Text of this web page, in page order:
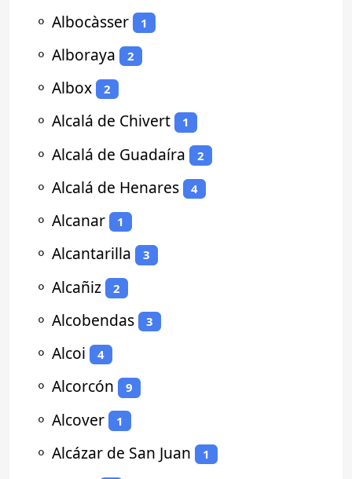
⚬ Albocàsser 1
⚬ Alboraya 2
⚬ Albox 2
⚬ Alcalá de Chivert 1
⚬ Alcalá de Guadaíra 2
⚬ Alcalá de Henares 4
⚬ Alcanar 1
⚬ Alcantarilla 3
⚬ Alcañiz 2
⚬ Alcobendas 3
⚬ Alcoi 4
⚬ Alcorcón 9
⚬ Alcover 1
⚬ Alcázar de San Juan 1